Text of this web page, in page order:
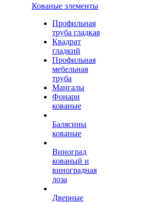
Кованые элементы
Профильная
труба гладкая
Квадрат
гладкий
Профильная
мебельная
труба
Мангалы
Фонари
кованые
Балясины
кованые
Виноград
кованый и
виноградная
лоза
Дверные